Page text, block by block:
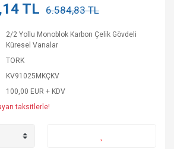
TL 6.584,83 TL
2/2 Yollu Monoblok Karbon Çelik Gövdeli
Küresel Vanalar
TORK
KV91025MKÇKV
100,00 EUR + KDV
taksitlerle!